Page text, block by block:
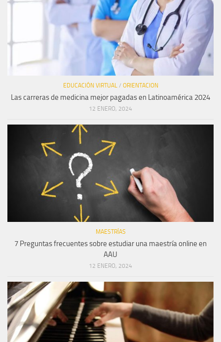
EDUCACIÓN VIRTUAL / ORIENTACION
Las carreras de medicina mejor pagadas en Latinoamérica 2024
12 ENERO, 2024
MAESTRÍAS
7 Preguntas frecuentes sobre estudiar una maestría online en
AAU
12 ENERO, 2024